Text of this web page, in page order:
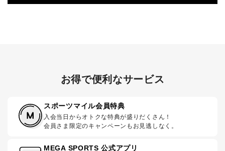
お得で便利なサービス
スポーツマイル会員特典
入会当日からオトクな特典が盛りだくさん！
会員さま限定のキャンペーンもお見逃しなく。
MEGA SPORTS 公式アプリ